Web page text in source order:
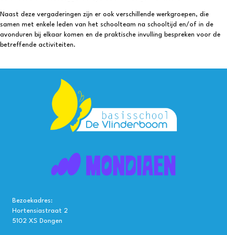
Naast deze vergaderingen zijn er ook verschillende werkgroepen, die
samen met enkele leden van het schoolteam na schooltijd en/of in de
avonduren bij elkaar komen en de praktische invulling bespreken voor de
betreffende activiteiten.
Bezoekadres:
Hortensiastraat 2
5102 XS Dongen